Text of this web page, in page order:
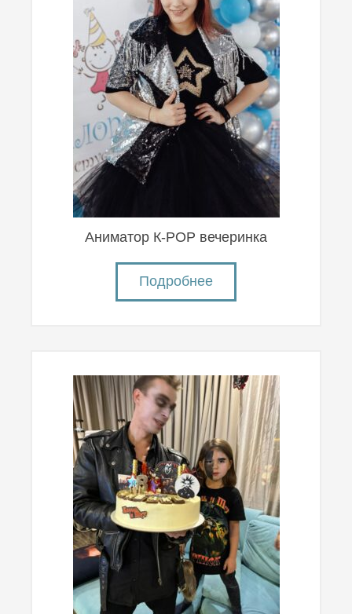
Аниматор К-POP вечеринка
Подробнее